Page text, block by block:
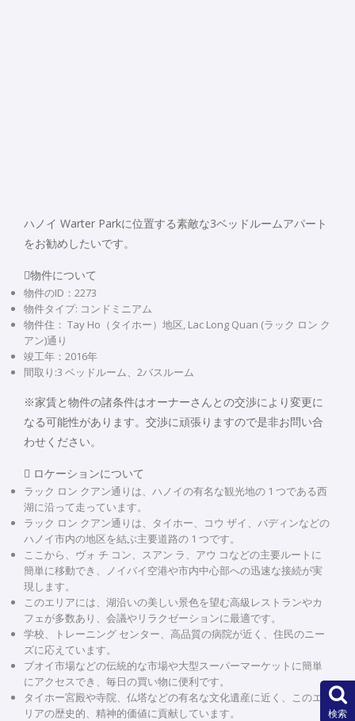
ハノイ Warter Parkに位置する素敵な3ベッドルームアパート
をお勧めしたいです。
物件について
物件のID：2273
物件タイプ: コンドミニアム
物件住： Tay Ho（タイホー）地区, Lac Long Quan (ラック ロン ク
アン)通り
竣工年：2016年
間取り:3 ベッドルーム、2バスルーム
※家賃と物件の諸条件はオーナーさんとの交渉により変更に
なる可能性があります。交渉に頑張りますので是非お問い合
わせください。
 ロケーションについて
ラック ロン クアン通りは、ハノイの有名な観光地の 1 つである西
湖に沿って走っています。
ラック ロン クアン通りは、タイホー、コウ ザイ、バディンなどの
ハノイ市内の地区を結ぶ主要道路の 1 つです。
ここから、ヴォ チ コン、スアン ラ、アウ コなどの主要ルートに
簡単に移動でき、ノイバイ空港や市内中心部への迅速な接続が実
現します。
このエリアには、湖沿いの美しい景色を望む高級レストランやカ
フェが多数あり、会議やリラクゼーションに最適です。
学校、トレーニング センター、高品質の病院が近く、住民のニー
ズに応えています。
ブオイ市場などの伝統的な市場や大型スーパーマーケットに簡単
にアクセスでき、毎日の買い物に便利です。
タイホー宮殿や寺院、仏塔などの有名な文化遺産に近く、このエ
リアの歴史的、精神的価値に貢献しています。
検索